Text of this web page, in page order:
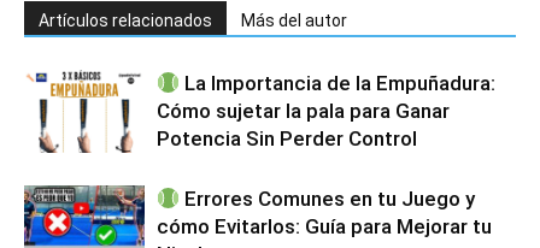
Artículos relacionados Más del autor
La Importancia de la Empuñadura:
Cómo sujetar la pala para Ganar
Potencia Sin Perder Control
Errores Comunes en tu Juego y
cómo Evitarlos: Guía para Mejorar tu